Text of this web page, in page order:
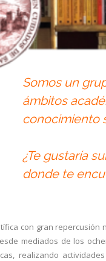
Somos un
ámbitos
conocimiento
¿Te gustaría
donde te
con gran
mediados de los
realizando